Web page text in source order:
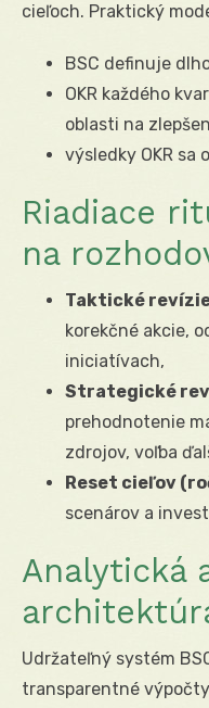
cieľoch. Praktický
BSC definuje
OKR každého
oblasti na
výsledky OKR sa
Riadiace
na
Taktické
korekčné akcie,
iniciatívach,
Strategické
prehodnotenie
zdrojov, voľba
Reset cieľov
scenárov a
Analytická
Udržateľný systém
transparentné